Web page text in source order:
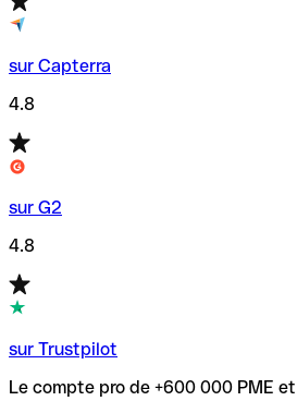
sur Capterra
4.8
sur G2
4.8
sur Trustpilot
Le compte pro de +600 000 PME